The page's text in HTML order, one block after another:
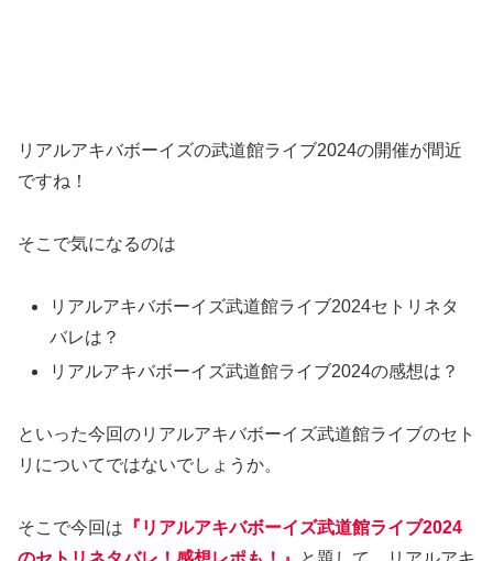
リアルアキバボーイズの武道館ライブ2024の開催が間近
ですね！
そこで気になるのは
リアルアキバボーイズ武道館ライブ2024セトリネタ
バレは？
リアルアキバボーイズ武道館ライブ2024の感想は？
といった今回のリアルアキバボーイズ武道館ライブのセト
リについてではないでしょうか。
そこで今回は 『リアルアキバボーイズ武道館ライブ2024